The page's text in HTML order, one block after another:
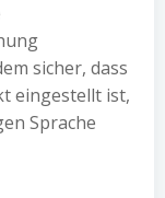
sicher, dass
eingestellt ist,
Sprache